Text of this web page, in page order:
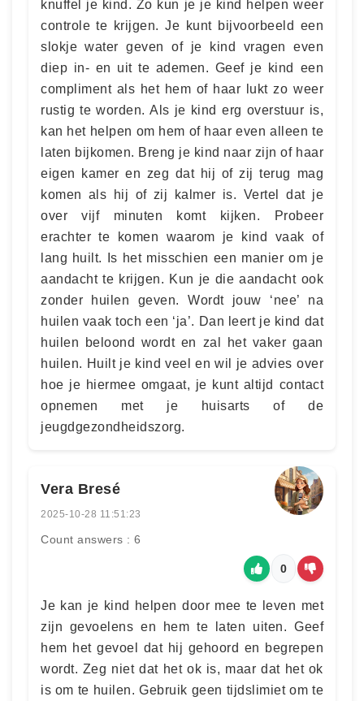
knuffel je kind. Zo kun je je kind helpen weer
controle te krijgen. Je kunt bijvoorbeeld een
slokje water geven of je kind vragen even
diep in- en uit te ademen. Geef je kind een
compliment als het hem of haar lukt zo weer
rustig te worden. Als je kind erg overstuur is,
kan het helpen om hem of haar even alleen te
laten bijkomen. Breng je kind naar zijn of haar
eigen kamer en zeg dat hij of zij terug mag
komen als hij of zij kalmer is. Vertel dat je
over vijf minuten komt kijken. Probeer
erachter te komen waarom je kind vaak of
lang huilt. Is het misschien een manier om je
aandacht te krijgen. Kun je die aandacht ook
zonder huilen geven. Wordt jouw ‘nee’ na
huilen vaak toch een ‘ja’. Dan leert je kind dat
huilen beloond wordt en zal het vaker gaan
huilen. Huilt je kind veel en wil je advies over
hoe je hiermee omgaat, je kunt altijd contact
opnemen met je huisarts of de
jeugdgezondheidszorg.
Vera Bresé
2025-10-28 11:51:23
Count answers : 6
0
Je kan je kind helpen door mee te leven met
zijn gevoelens en hem te laten uiten. Geef
hem het gevoel dat hij gehoord en begrepen
wordt. Zeg niet dat het ok is, maar dat het ok
is om te huilen. Gebruik geen tijdslimiet om te